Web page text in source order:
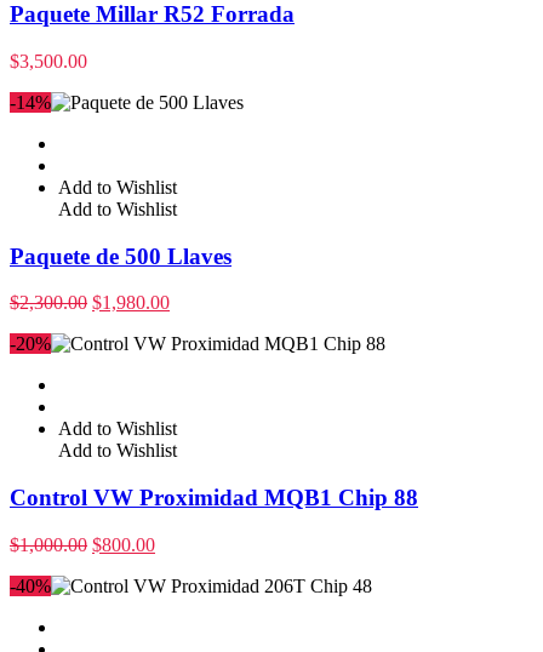
Paquete Millar R52 Forrada
$3,500.00
-14%
Add to Wishlist
Add to Wishlist
Paquete de 500 Llaves
$2,300.00 $1,980.00
-20%
Add to Wishlist
Add to Wishlist
Control VW Proximidad MQB1 Chip 88
$1,000.00 $800.00
-40%